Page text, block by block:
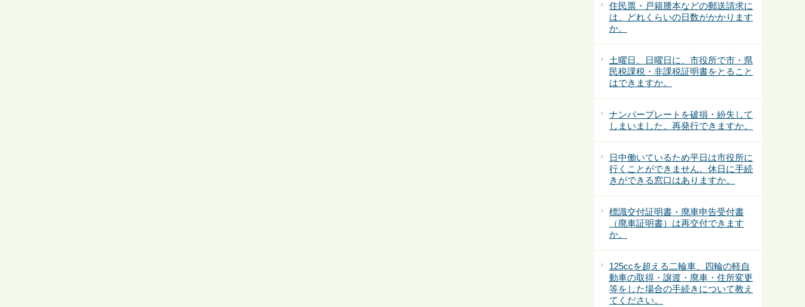
住民票・戸籍謄本などの郵送請求に
は、どれくらいの日数がかかります
か。
土曜日、日曜日に、市役所で市・県
民税課税・非課税証明書をとること
はできますか。
ナンバープレートを破損・紛失して
しまいました。再発行できますか。
日中働いているため平日は市役所に
行くことができません。休日に手続
きができる窓口はありますか。
標識交付証明書・廃車申告受付書
（廃車証明書）は再交付できます
か。
125ccを超える二輪車、四輪の軽自
動車の取得・譲渡・廃車・住所変更
等をした場合の手続きについて教え
てください。